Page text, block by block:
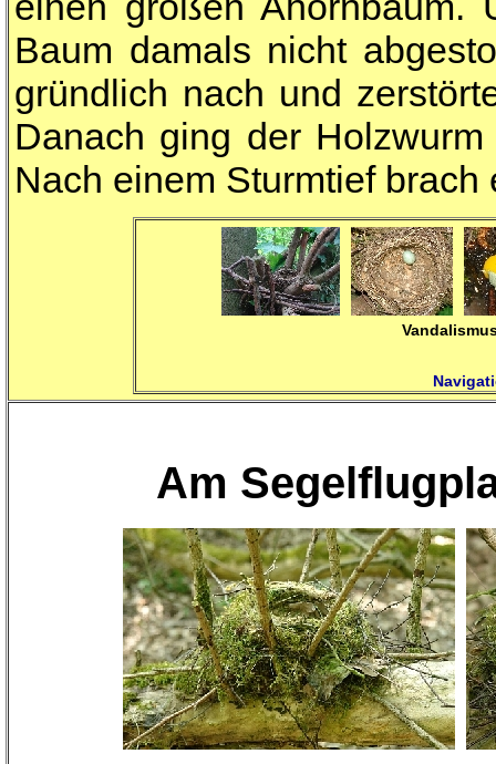
Baum damals nicht
gründlich nach und
Danach ging der
Nach einem Sturmtief brach
Am